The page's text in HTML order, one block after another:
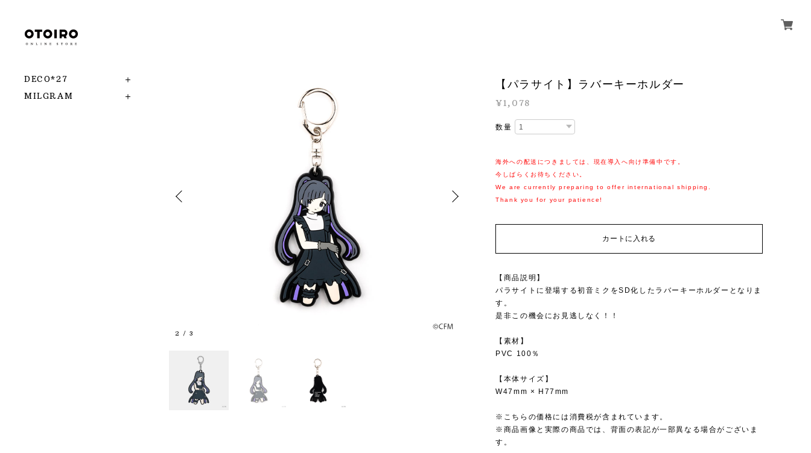
DECO*27
MILGRAM
3 / 3
【パラサイト】ラバーキーホルダー
¥1,078
数量
海外への配送につきましては、現在導入へ向け準備中です。
今しばらくお待ちください。
We are currently preparing to offer international shipping.
Thank you for your patience!
カートに入れる
【商品説明】
パラサイトに登場する初音ミクをSD化したラバーキーホルダーとなりま
す。
是非この機会にお見逃しなく！！
【素材】
PVC 100％
【本体サイズ】
W47mm × H77mm
※こちらの価格には消費税が含まれています。
※商品画像と実際の商品では、背面の表記が一部異なる場合がございま
す。